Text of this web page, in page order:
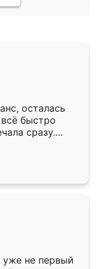
осталась
быстро
сразу.
подошёл к
Собрали
даже
уже не первый